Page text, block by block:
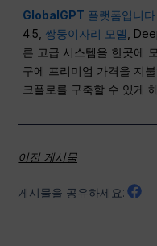
GlobalGPT 플랫폼입니다
4.5, 쌍둥이자리 모델 ,
른 고급 시스템을 한곳에
구에 프리미엄 가격을 지
크플로를 구축할 수 있게
이전 게시물
게시물을 공유하세요: